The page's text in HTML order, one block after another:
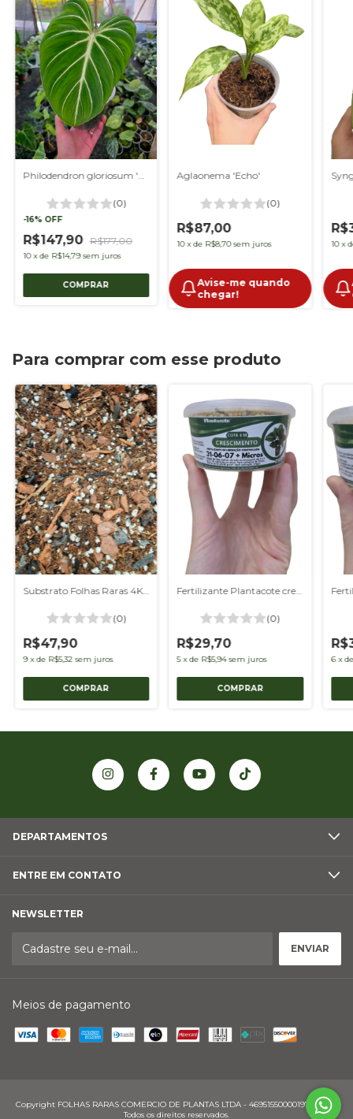
Philodendron gloriosum 'White Vein' M
(0)
-16% OFF
R$147,90 R$177,00
10 xde R$14,79 sem juros
Aglaonema 'Echo'
(0)
R$87,00
10 xde R$8,70 sem juros
Avise-me quando
chegar!
10 x
Para comprar com esse produto
Substrato Folhas Raras 4Kgs
(0)
R$47,90
9 xde R$5,32 sem juros
Fertilizante Plantacote crescimento 250g
(0)
R$29,70
5 xde R$5,94 sem juros 6 x
DEPARTAMENTOS
ENTRE EM CONTATO
NEWSLETTER
Meios de pagamento
Copyright FOLHAS RARAS COMERCIO DE PLANTAS LTDA - 46951550000197 - 2026.
Todos os direitos reservados.